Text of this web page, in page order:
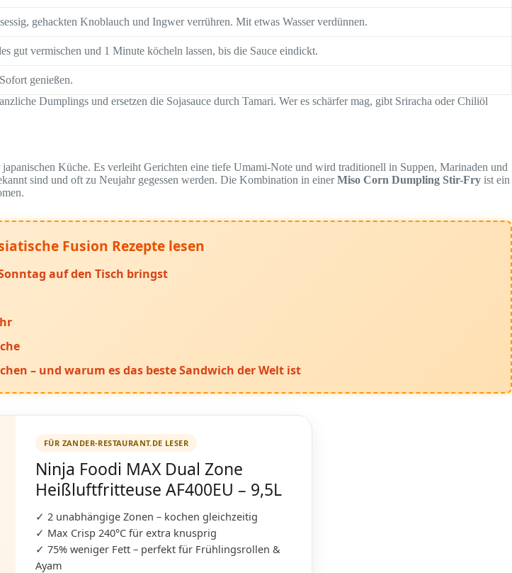
gehackten Knoblauch und Ingwer verrühren. Mit etwas Wasser verdünnen.
gut vermischen und 1 Minute köcheln lassen, bis die Sauce eindickt.
genießen.
Dumplings und ersetzen die Sojasauce durch Tamari. Wer es schärfer mag, gibt Sriracha oder Chiliöl
Küche. Es verleiht Gerichten eine tiefe Umami-Note und wird traditionell in Suppen, Marinaden und
sind und oft zu Neujahr gegessen werden. Die Kombination in einerMiso Corn Dumpling Stir-Fry ist ein
Fusion Rezepte lesen
auf den Tisch bringst
– und warum es das beste Sandwich der Welt ist
FÜR ZANDER-RESTAURANT.DE LESER
Ninja Foodi MAX Dual Zone
Heißluftfritteuse AF400EU – 9,5L
✓ 2 unabhängige Zonen – kochen gleichzeitig
✓ Max Crisp 240°C für extra knusprig
✓ 75% weniger Fett – perfekt für Frühlingsrollen &
Ayam